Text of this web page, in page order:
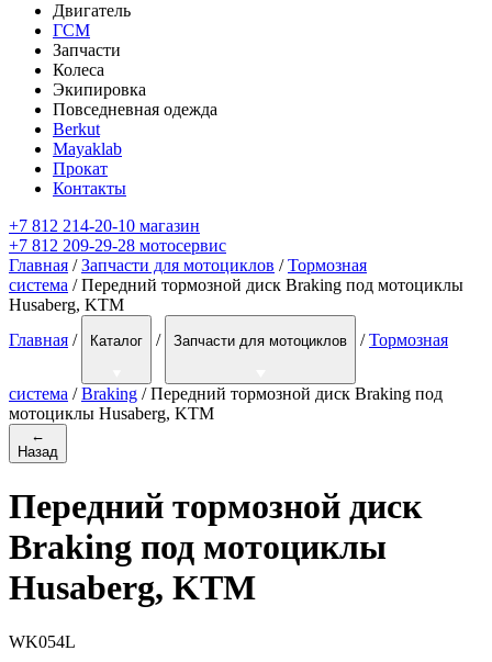
Двигатель
ГСМ
Запчасти
Колеса
Экипировка
Повседневная одежда
Berkut
Mayaklab
Прокат
Контакты
+7 812 214-20-10 магазин
+7 812 209-29-28 мотосервис
Главная /Запчасти для мотоциклов /Тормозная
система / Передний тормозной диск Braking под мотоциклы
Husaberg, KTM
Главная / Каталог / Запчасти для мотоциклов / Тормозная
система / Braking / Передний тормозной диск Braking под
мотоциклы Husaberg, KTM
←
Назад
Передний тормозной диск
Braking под мотоциклы
Husaberg, KTM
WK054L